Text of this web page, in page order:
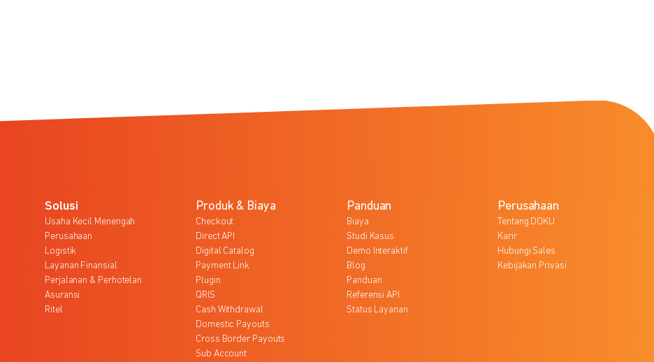
Solusi
Usaha Kecil Menengah
Perusahaan
Logistik
Layanan Finansial
Perjalanan & Perhotelan
Asuransi
Ritel
Produk & Biaya
Checkout
Direct API
Digital Catalog
Payment Link
Plugin
QRIS
Cash Withdrawal
Domestic Payouts
Cross Border Payouts
Sub Account
Panduan
Biaya
Studi Kasus
Demo Interaktif
Blog
Panduan
Referensi API
Status Layanan
Perusahaan
Tentang DOKU
Karir
Hubungi Sales
Kebijakan Privasi